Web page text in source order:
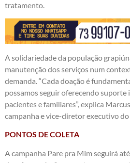
tratamento.
A solidariedade da população
manutenção dos serviços num
demanda. “Cada doação é
possamos seguir oferecendo suporte
pacientes e familiares”, explica
campanha e vice-diretor executivo do
PONTOS DE COLETA
A campanha Pare pra Mim seguirá